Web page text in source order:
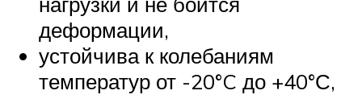
деформации,
устойчива к колебаниям
температур от -20°C до +40°С,